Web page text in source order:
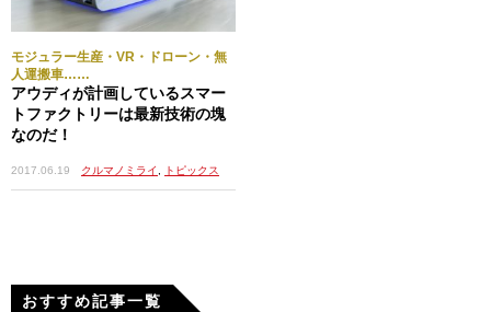
モジュラー生産・VR・ドローン・無
人運搬車……
アウディが計画しているスマー
トファクトリーは最新技術の塊
なのだ！
2017.06.19 クルマノミライ トピックス
おすすめ記事一覧